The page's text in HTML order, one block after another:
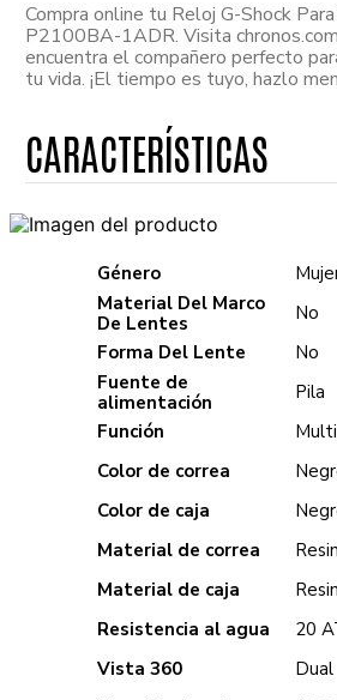
Compra online tu Reloj G-Shock
P2100BA-1ADR. Visita
encuentra el compañero perfecto
tu vida. ¡El tiempo es tuyo, hazlo
Género
Material Del Marco
De Lentes
No
Forma Del Lente
No
Fuente de
alimentación
Pila
Función
Color de correa
Color de caja
Material de correa
Material de caja
Resistencia al agua
20
Vista 360
Dual